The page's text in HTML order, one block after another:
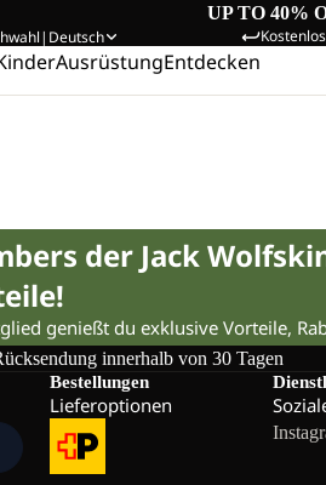
UP TO 40%
| Deutsch
AusrüstungEntdecken
der Jack
genießt du exklusive Vorteile,
innerhalb von 30 Tagen
Bestellungen
Lieferoptionen